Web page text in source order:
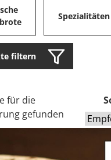
Spezialitäten
filtern
für die
gefunden